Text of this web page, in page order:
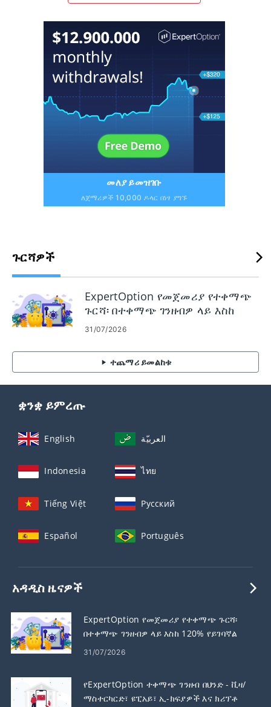
መለያ ይመዝገቡ
ለጀማሪዎች 10,000 ዶላር በነፃ ያግኙ
ጉርሻዎች
ExpertOption የመጀመሪያ የተቀማጭ
ጉርሻ፡ በተቀማጭ ገንዘብዎ ላይ እስከ
120% የይገባኛል ጥያቄ ያቅርቡ
31/07/2026
ተጨማሪ ይመልከቱ
ቋንቋ ይምረጡ
English العربيّة
Indonesia ไทย
Tiếng Việt Русский
Español Português
አዳዲስ ዜናዎች
ExpertOption የመጀመሪያ የተቀማጭ ጉርሻ፡
በተቀማጭ ገንዘብዎ ላይ እስከ 120% የይገባኛል
ጥያቄ ያቅርቡ
31/07/2026
የExpertOption ተቀማጭ ገንዘብ በህንድ - ቪዛ/
ማስተርካርድ፣ ዩፒአይ፣ ኢ-ክፍያዎች እና ክሪፕቶ